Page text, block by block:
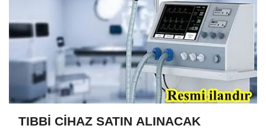
TIBBİ CİHAZ SATIN ALINACAK